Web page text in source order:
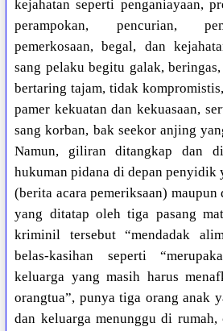
kejahatan seperti penganiayaan,
perampokan, pencurian,
pemerkosaan, begal, dan
sang pelaku begitu galak,
bertaring tajam, tidak
pamer kekuatan dan kekuasaan,
sang korban, bak seekor anjing
Namun, giliran ditangkap dan
hukuman pidana di depan penyidik
(berita acara pemeriksaan) maupun
yang ditatap oleh tiga pasang
kriminil tersebut “mendadak
belas-kasihan seperti
keluarga yang masih harus
orangtua”, punya tiga orang anak
dan keluarga menunggu di